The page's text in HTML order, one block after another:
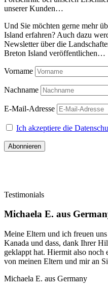
unserer Kunden…
Und Sie möchten gerne mehr
Island erfahren? Auch dazu
Newsletter über die
Breton Island veröffentlichen…
Vorname
Nachname
E-Mail-Adresse
Ich akzeptiere die
Testimonials
Michaela E. aus
Meine Eltern und ich freuen
Kanada und dass, dank Ihrer
geklappt hat. Hiermit also noch
von meinen Eltern und mir an
Michaela E. aus Germany